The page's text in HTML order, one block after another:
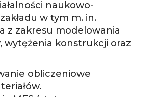
naukowo-
w tym m. in.
z zakresu modelowania
wytężenia konstrukcji oraz
obliczeniowe